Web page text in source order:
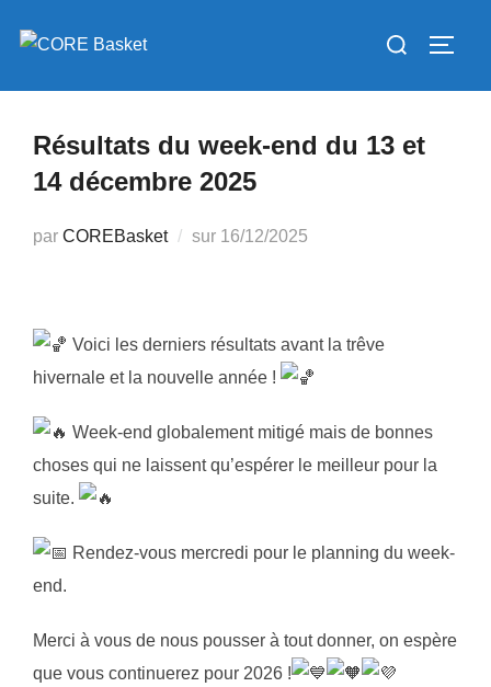
Rechercher :
Résultats du week-end du 13 et
14 décembre 2025
par COREBasket sur Publié
16/12/2025
Voici les derniers résultats avant la trêve
hivernale et la nouvelle année !
Week-end globalement mitigé mais de bonnes
choses qui ne laissent qu’espérer le meilleur pour la
suite.
Rendez-vous mercredi pour le planning du week-
end.
Merci à vous de nous pousser à tout donner, on espère
que vous continuerez pour 2026 !